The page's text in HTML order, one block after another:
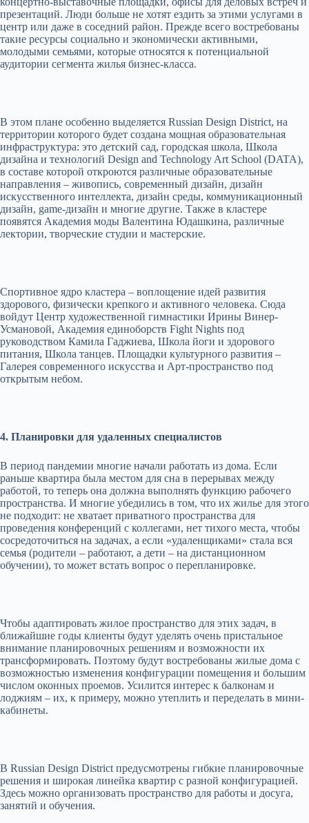
презентаций. Люди больше не хотят ездить за этими услугами в
центр или даже в соседний район. Прежде всего востребованы
такие ресурсы социально и экономически активными,
молодыми семьями, которые относятся к потенциальной
аудитории сегмента жилья бизнес-класса.
В этом плане особенно выделяется Russian Design District, на
территории которого будет создана мощная образовательная
инфраструктура: это детский сад, городская школа, Школа
дизайна и технологий Design and Technology Art School (DATA),
в составе которой откроются различные образовательные
направления – живопись, современный дизайн, дизайн
искусственного интеллекта, дизайн среды, коммуникационный
дизайн, game-дизайн и многие другие. Также в кластере
появятся Академия моды Валентина Юдашкина, различные
лектории, творческие студии и мастерские.
Спортивное ядро кластера – воплощение идей развития
здорового, физически крепкого и активного человека. Сюда
войдут Центр художественной гимнастики Ирины Винер-
Усмановой, Академия единоборств Fight Nights под
руководством Камила Гаджиева, Школа йоги и здорового
питания, Школа танцев. Площадки культурного развития –
Галерея современного искусства и Арт-пространство под
открытым небом.
4. Планировки для удаленных специалистов
В период пандемии многие начали работать из дома. Если
раньше квартира была местом для сна в перерывах между
работой, то теперь она должна выполнять функцию рабочего
пространства. И многие убедились в том, что их жилье для этого
не подходит: не хватает приватного пространства для
проведения конференций с коллегами, нет тихого места, чтобы
сосредоточиться на задачах, а если «удаленщиками» стала вся
семья (родители – работают, а дети – на дистанционном
обучении), то может встать вопрос о перепланировке.
Чтобы адаптировать жилое пространство для этих задач, в
ближайшие годы клиенты будут уделять очень пристальное
внимание планировочных решениям и возможности их
трансформировать. Поэтому будут востребованы жилые дома с
возможностью изменения конфигурации помещения и большим
числом оконных проемов. Усилится интерес к балконам и
лоджиям – их, к примеру, можно утеплить и переделать в мини-
кабинеты.
В Russian Design District предусмотрены гибкие планировочные
решения и широкая линейка квартир с разной конфигурацией.
Здесь можно организовать пространство для работы и досуга,
занятий и обучения.